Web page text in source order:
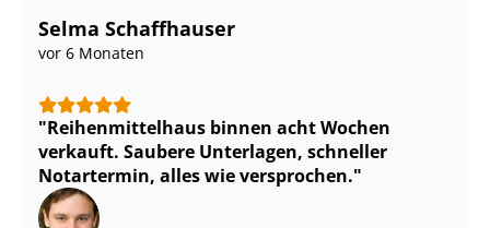
Selma Schaffhauser
vor 6 Monaten
Rei­hen­mit­tel­haus binnen acht Wochen
verkauft. Saubere Unterlagen, schneller
Notartermin, alles wie versprochen.